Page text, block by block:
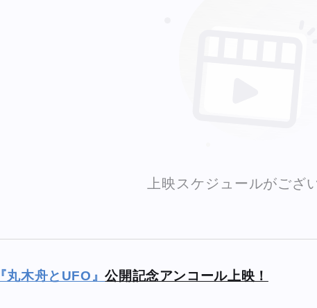
上映スケジュールがござ
『丸木舟とUFO』公開記念アンコール上映！